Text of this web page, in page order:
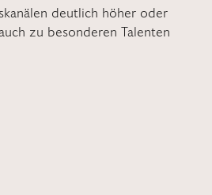
deutlich höher oder
zu besonderen Talenten